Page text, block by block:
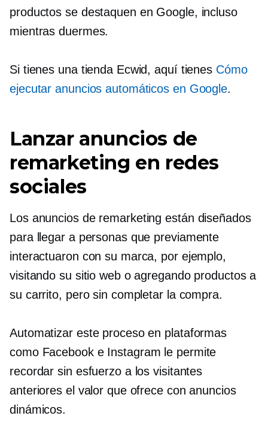
productos se destaquen en Google, incluso
mientras duermes.
Si tienes una tienda Ecwid, aquí tienes Cómo
ejecutar anuncios automáticos en Google.
Lanzar anuncios de
remarketing en redes
sociales
Los anuncios de remarketing están diseñados
para llegar a personas que previamente
interactuaron con su marca, por ejemplo,
visitando su sitio web o agregando productos a
su carrito, pero sin completar la compra.
Automatizar este proceso en plataformas
como Facebook e Instagram le permite
recordar sin esfuerzo a los visitantes
anteriores el valor que ofrece con anuncios
dinámicos.